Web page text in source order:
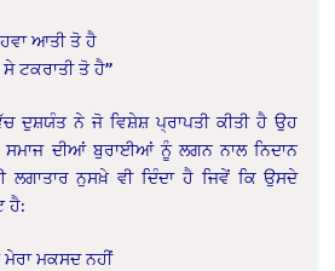
ਆਤੀ ਤੋ ਹੈ
ਟਕਰਾਤੀ ਤੋ ਹੈ”
ਦੁਸ਼ਯੰਤ ਨੇ ਜੋ ਵਿਸ਼ੇਸ਼ ਪ੍ਰਾਪਤੀ ਕੀਤੀ ਹੈ ਉਹ
ਦੀਆਂ ਬੁਰਾਈਆਂ ਨੂੰ ਲਗਨ ਨਾਲ ਨਿਦਾਨ
ਨੁਸਖ਼ੇ ਵੀ ਦਿੰਦਾ ਹੈ ਜਿਵੇਂ ਕਿ ਉਸਦੇ
ਹੈ:
ਮੇਰਾ ਮਕਸਦ ਨਹੀਂ